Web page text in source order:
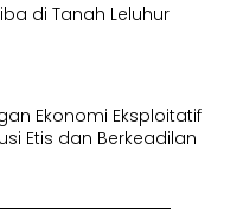
di Tanah Leluhur
Ekonomi Eksploitatif
Etis dan Berkeadilan